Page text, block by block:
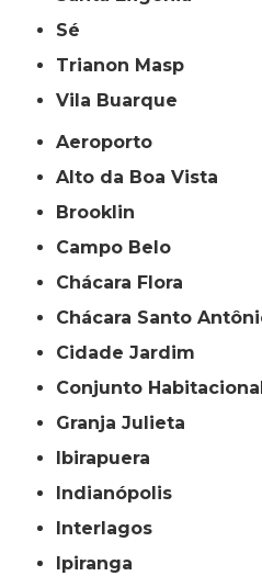
Sé
Trianon Masp
Vila Buarque
Aeroporto
Alto da Boa Vista
Brooklin
Campo Belo
Chácara Flora
Chácara Santo
Cidade Jardim
Conjunto
Granja Julieta
Ibirapuera
Indianópolis
Interlagos
Ipiranga